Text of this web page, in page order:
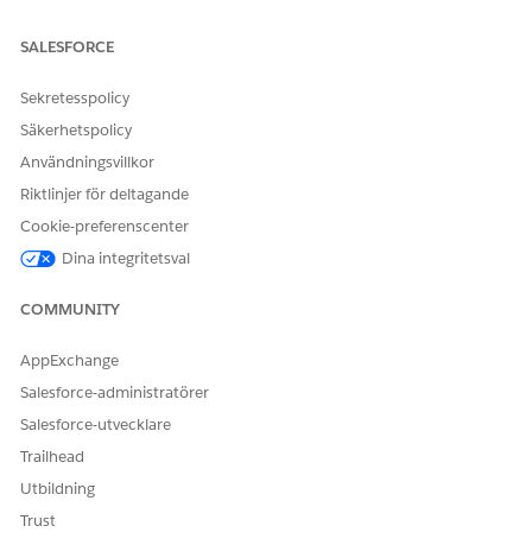
Underagentdetaljer
API-namn
Inkluderade agentåtgärder
Exempel på yttranden som utlöser denna underagent
"Initiera en lånebetalning på 450 kr från mitt konto"
"Inled en lånebetalning från mitt sparkonto till
SALESFORCE
Sekretesspolicy
Säkerhetspolicy
Användningsvillkor
Riktlinjer för deltagande
Cookie-preferenscenter
Dina integritetsval
COMMUNITY
AppExchange
Salesforce-administratörer
Salesforce-utvecklare
Trailhead
Utbildning
Trust